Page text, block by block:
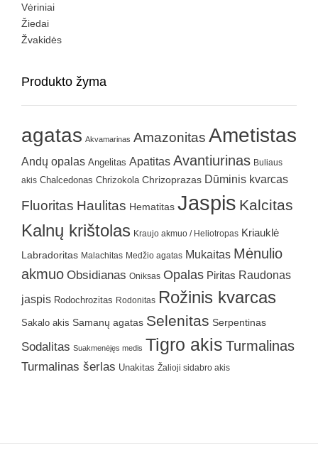
Vėriniai
Žiedai
Žvakidės
Produkto žyma
agatas Akvamarinas Amazonitas Ametistas
Andų opalas Angelitas Apatitas Avantiurinas Buliaus
akis Chalcedonas Chrizokola Chrizoprazas Dūminis kvarcas
Fluoritas Haulitas Hematitas Jaspis Kalcitas
Kalnų krištolas Kraujo akmuo / Heliotropas Kriauklė
Labradoritas Malachitas Medžio agatas Mukaitas Mėnulio
akmuo Obsidianas Oniksas Opalas Piritas Raudonas
jaspis Rodochrozitas Rodonitas Rožinis kvarcas
Sakalo akis Samanų agatas Selenitas Serpentinas
Sodalitas Suakmenėjęs medis Tigro akis Turmalinas
Turmalinas šerlas Unakitas Žalioji sidabro akis